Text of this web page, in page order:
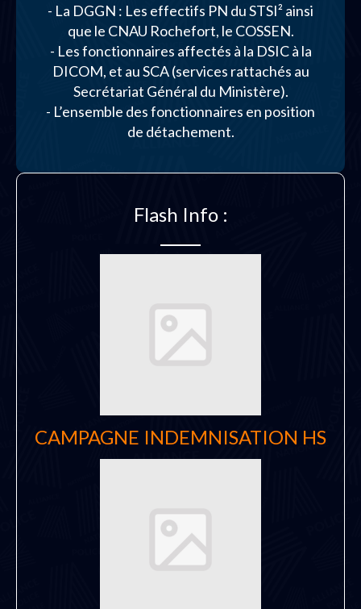
- La DGGN : Les effectifs PN du STSI² ainsi
que le CNAU Rochefort, le COSSEN.
- Les fonctionnaires affectés à la DSIC à la
DICOM, et au SCA (services rattachés au
Secrétariat Général du Ministère).
- L’ensemble des fonctionnaires en position
de détachement.
Flash Info :
CAMPAGNE INDEMNISATION HS